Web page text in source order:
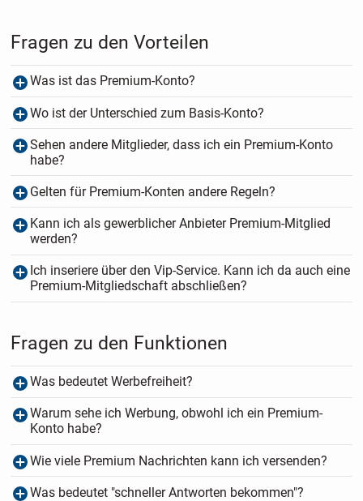
Fragen zu den Vorteilen
Was ist das Premium-Konto?
Wo ist der Unterschied zum Basis-Konto?
Sehen andere Mitglieder, dass ich ein Premium-Konto
habe?
Gelten für Premium-Konten andere Regeln?
Kann ich als gewerblicher Anbieter Premium-Mitglied
werden?
Ich inseriere über den Vip-Service. Kann ich da auch eine
Premium-Mitgliedschaft abschließen?
Fragen zu den Funktionen
Was bedeutet Werbefreiheit?
Warum sehe ich Werbung, obwohl ich ein Premium-
Konto habe?
Wie viele Premium Nachrichten kann ich versenden?
Was bedeutet "schneller Antworten bekommen"?